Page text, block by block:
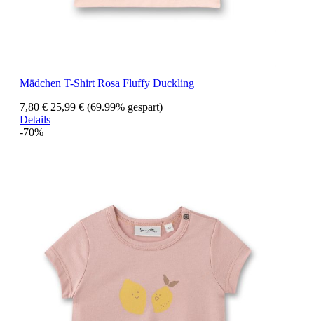
Mädchen T-Shirt Rosa Fluffy Duckling
7,80 € 25,99 € (69.99% gespart)
Details
-70%